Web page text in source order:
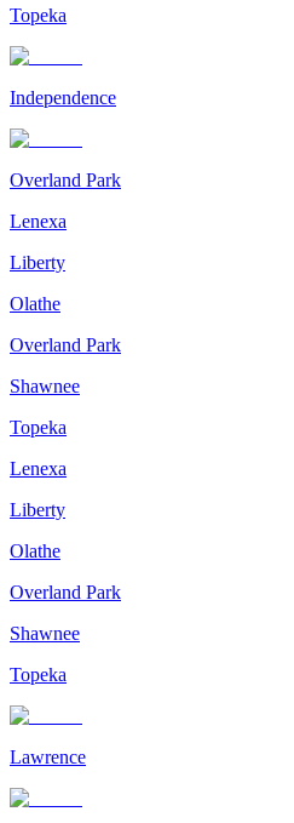
Topeka
Independence
Overland Park
Lenexa
Liberty
Olathe
Overland Park
Shawnee
Topeka
Lenexa
Liberty
Olathe
Overland Park
Shawnee
Topeka
Lawrence